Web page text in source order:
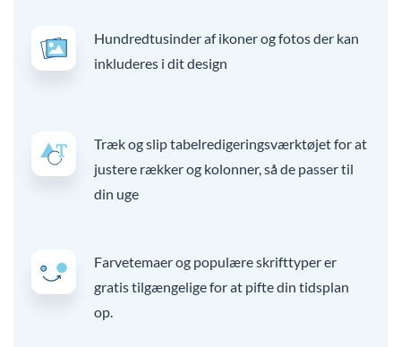
Hundredtusinder af ikoner og fotos der kan
inkluderes i dit design
Træk og slip tabelredigeringsværktøjet for at
justere rækker og kolonner, så de passer til
din uge
Farvetemaer og populære skrifttyper er
gratis tilgængelige for at pifte din tidsplan
op.